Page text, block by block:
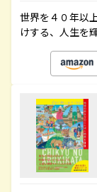
世界を４０年以
けする、人生を